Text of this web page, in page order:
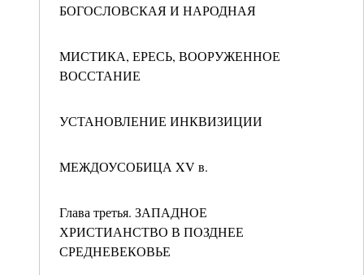
БОГОСЛОВСКАЯ И НАРОДНАЯ
МИСТИКА, ЕРЕСЬ, ВООРУЖЕННОЕ
ВОССТАНИЕ
УСТАНОВЛЕНИЕ ИНКВИЗИЦИИ
МЕЖДОУСОБИЦА XV в.
Глава третья. ЗАПАДНОЕ
ХРИСТИАНСТВО В ПОЗДНЕЕ
СРЕДНЕВЕКОВЬЕ